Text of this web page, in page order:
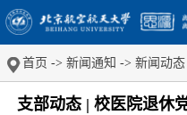
首页 -> 新闻通知 -> 新闻动态
支部动态 | 校医院退